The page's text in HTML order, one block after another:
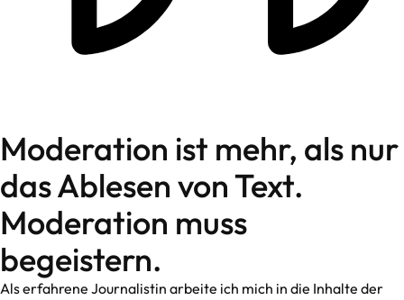
Moderation ist mehr, als nur
das Ablesen von Text.
Moderation muss
begeistern.
Als erfahrene Journalistin arbeite ich mich in die Inhalte der